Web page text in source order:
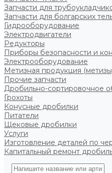
Запчасти для
Запчасти для болгарских
Гидрооборудование
Электродвигатели
Редукторы
Приборы безопасности и
Электрооборудование
Метизная продукция
Прочие запчасти
Дробильно-сортировочное
Грохоты
Конусные дробилки
Питатели
Щековые дробилки
Услуги
Изготовление деталей по
Капитальный ремонт